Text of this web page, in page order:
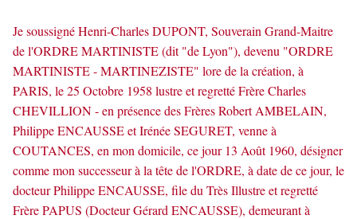
Je soussigné Henri-Charles DUPONT, Souverain Grand-Maitre
de l'ORDRE MARTINISTE (dit "de Lyon"), devenu "ORDRE
MARTINISTE - MARTINEZISTE" lore de la création, à
PARIS, le 25 Octobre 1958 lustre et regretté Frère Charles
CHEVILLION - en présence des Frères Robert AMBELAIN,
Philippe ENCAUSSE et Irénée SEGURET, venne à
COUTANCES, en mon domicile, ce jour 13 Août 1960, désigner
comme mon successeur à la tête de l'ORDRE, à date de ce jour, le
docteur Philippe ENCAUSSE, file du Très Illustre et regretté
Frère PAPUS (Docteur Gérard ENCAUSSE), demeurant à